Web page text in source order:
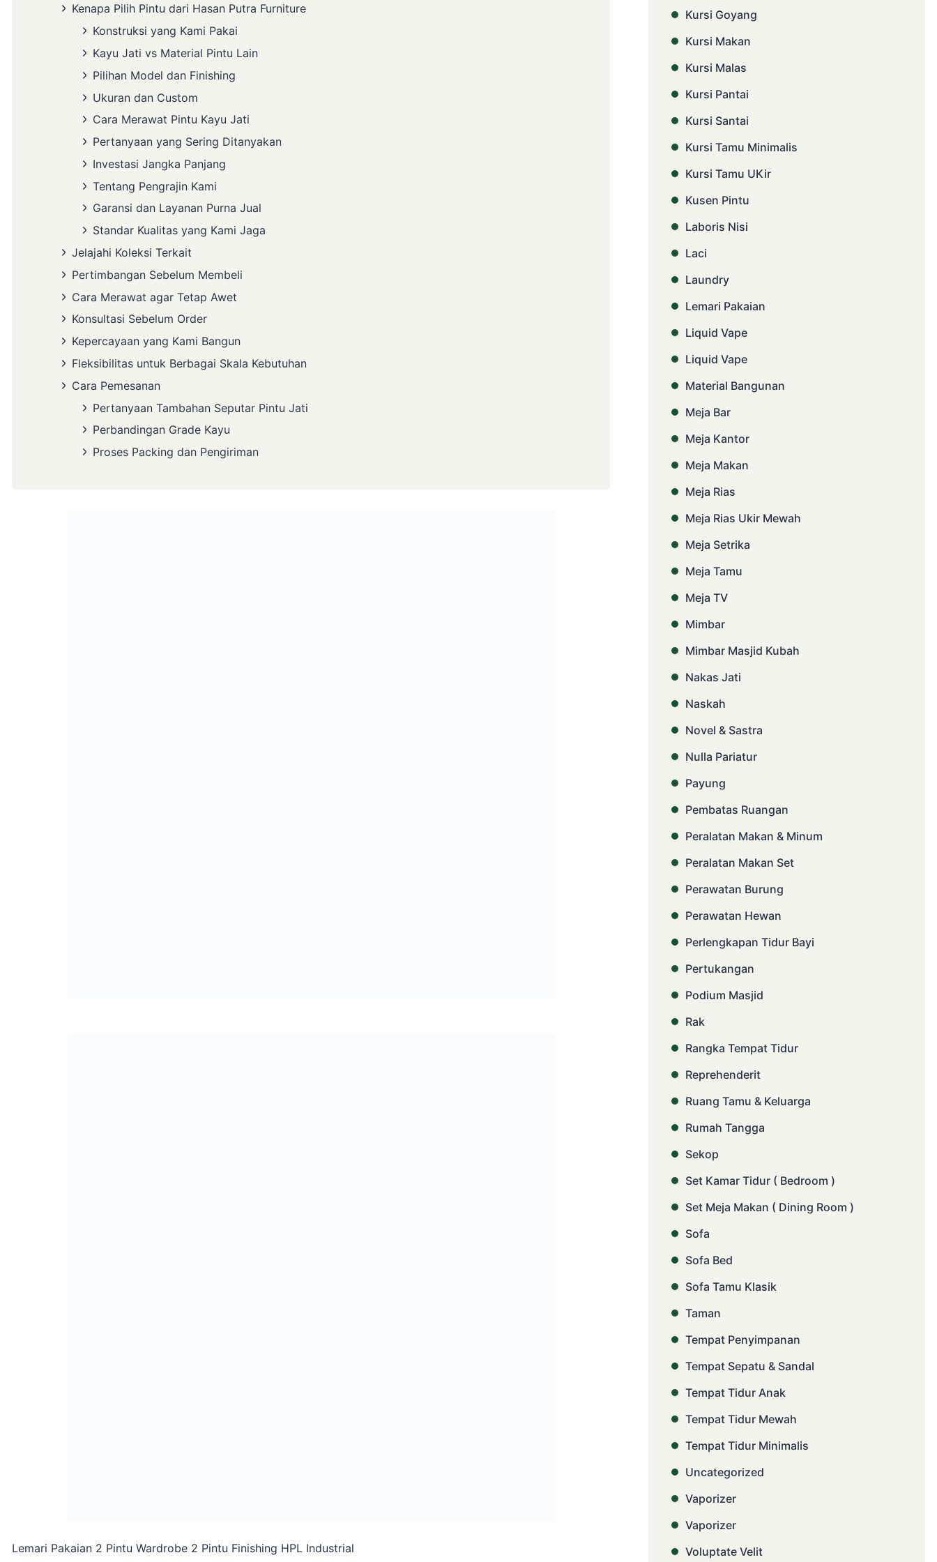
Kenapa Pilih Pintu dari Hasan Putra Furniture
Konstruksi yang Kami Pakai
Kayu Jati vs Material Pintu Lain
Pilihan Model dan Finishing
Ukuran dan Custom
Cara Merawat Pintu Kayu Jati
Pertanyaan yang Sering Ditanyakan
Investasi Jangka Panjang
Tentang Pengrajin Kami
Garansi dan Layanan Purna Jual
Standar Kualitas yang Kami Jaga
Jelajahi Koleksi Terkait
Pertimbangan Sebelum Membeli
Cara Merawat agar Tetap Awet
Konsultasi Sebelum Order
Kepercayaan yang Kami Bangun
Fleksibilitas untuk Berbagai Skala Kebutuhan
Cara Pemesanan
Pertanyaan Tambahan Seputar Pintu Jati
Perbandingan Grade Kayu
Proses Packing dan Pengiriman
Lemari Pakaian 2 Pintu Wardrobe 2 Pintu Finishing HPL Industrial
Kursi Goyang
Kursi Makan
Kursi Malas
Kursi Pantai
Kursi Santai
Kursi Tamu Minimalis
Kursi Tamu UKir
Kusen Pintu
Laboris Nisi
Laci
Laundry
Lemari Pakaian
Liquid Vape
Liquid Vape
Material Bangunan
Meja Bar
Meja Kantor
Meja Makan
Meja Rias
Meja Rias Ukir Mewah
Meja Setrika
Meja Tamu
Meja TV
Mimbar
Mimbar Masjid Kubah
Nakas Jati
Naskah
Novel & Sastra
Nulla Pariatur
Payung
Pembatas Ruangan
Peralatan Makan & Minum
Peralatan Makan Set
Perawatan Burung
Perawatan Hewan
Perlengkapan Tidur Bayi
Pertukangan
Podium Masjid
Rak
Rangka Tempat Tidur
Reprehenderit
Ruang Tamu & Keluarga
Rumah Tangga
Sekop
Set Kamar Tidur ( Bedroom )
Set Meja Makan ( Dining Room )
Sofa
Sofa Bed
Sofa Tamu Klasik
Taman
Tempat Penyimpanan
Tempat Sepatu & Sandal
Tempat Tidur Anak
Tempat Tidur Mewah
Tempat Tidur Minimalis
Uncategorized
Vaporizer
Vaporizer
Voluptate Velit